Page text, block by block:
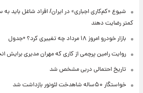
شیوع «کم‌کاری اجباری» در ایران/ افراد شاغل باید
کمتر رضایت دهند
بازار خودرو امروز ۱۸ مرداد چه تغییری کرد؟ +جدول
روایت رامین پرچمی از کاری که مهران مدیری برایش
تاریخ احتمالی دربی مشخص شد
خواستگار ۵۰ساله شاهدخت لئونور بازداشت شد